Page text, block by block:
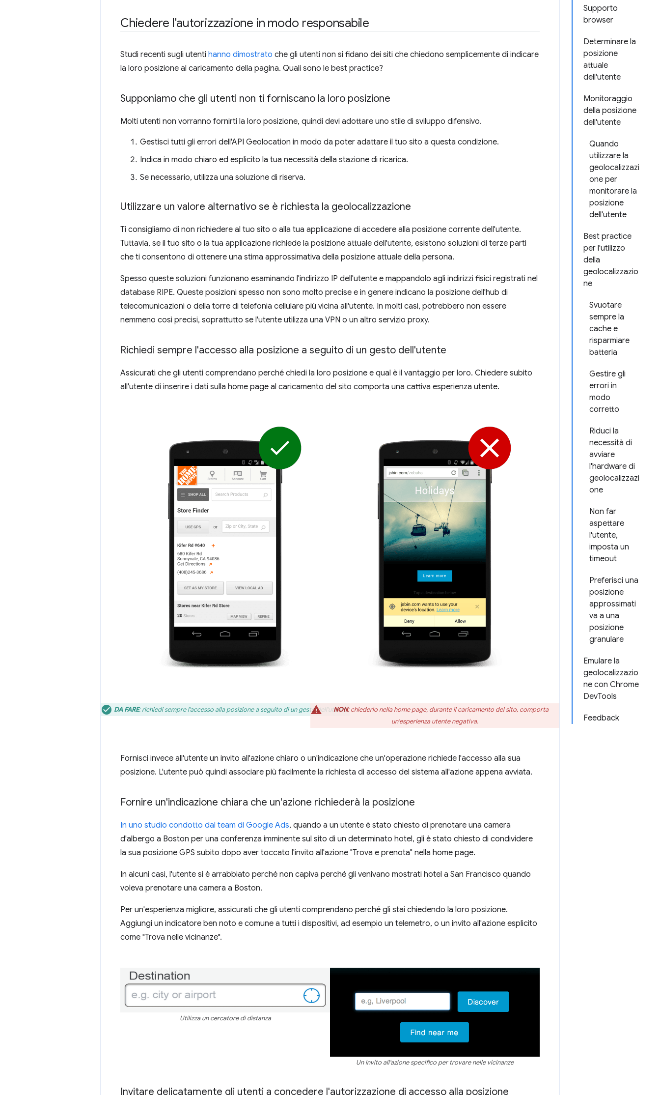
Supporto
browser
Determinare la
posizione
attuale
dell'utente
Monitoraggio
della posizione
dell'utente
Quando
utilizzare la
geolocalizzazi
one per
monitorare la
posizione
dell'utente
Best practice
per l'utilizzo
della
geolocalizzazio
ne
Svuotare
sempre la
cache e
risparmiare
batteria
Gestire gli
errori in
modo
corretto
Riduci la
necessità di
avviare
l'hardware di
geolocalizzazi
one
Non far
aspettare
l'utente,
imposta un
timeout
Preferisci una
posizione
approssimati
va a una
posizione
granulare
Emulare la
geolocalizzazio
ne con Chrome
DevTools
Feedback
Chiedere l'autorizzazione in modo responsabile
Studi recenti sugli utenti hanno dimostrato che gli utenti non si fidano dei siti che chiedono semplicemente di indicare
la loro posizione al caricamento della pagina. Quali sono le best practice?
Supponiamo che gli utenti non ti forniscano la loro posizione
Molti utenti non vorranno fornirti la loro posizione, quindi devi adottare uno stile di sviluppo difensivo.
Gestisci tutti gli errori dell'API Geolocation in modo da poter adattare il tuo sito a questa condizione.
Indica in modo chiaro ed esplicito la tua necessità della stazione di ricarica.
Se necessario, utilizza una soluzione di riserva.
Utilizzare un valore alternativo se è richiesta la geolocalizzazione
Ti consigliamo di non richiedere al tuo sito o alla tua applicazione di accedere alla posizione corrente dell'utente.
Tuttavia, se il tuo sito o la tua applicazione richiede la posizione attuale dell'utente, esistono soluzioni di terze parti
che ti consentono di ottenere una stima approssimativa della posizione attuale della persona.
Spesso queste soluzioni funzionano esaminando l'indirizzo IP dell'utente e mappandolo agli indirizzi fisici registrati nel
database RIPE. Queste posizioni spesso non sono molto precise e in genere indicano la posizione dell'hub di
telecomunicazioni o della torre di telefonia cellulare più vicina all'utente. In molti casi, potrebbero non essere
nemmeno così precisi, soprattutto se l'utente utilizza una VPN o un altro servizio proxy.
Richiedi sempre l'accesso alla posizione a seguito di un gesto dell'utente
Assicurati che gli utenti comprendano perché chiedi la loro posizione e qual è il vantaggio per loro. Chiedere subito
all'utente di inserire i dati sulla home page al caricamento del sito comporta una cattiva esperienza utente.
DA FARE: richiedi sempre l'accesso alla posizione a seguito di un gesto dell'utente.
NON: chiederlo nella home page, durante il caricamento del sito, comporta
un'esperienza utente negativa.
Fornisci invece all'utente un invito all'azione chiaro o un'indicazione che un'operazione richiede l'accesso alla sua
posizione. L'utente può quindi associare più facilmente la richiesta di accesso del sistema all'azione appena avviata.
Fornire un'indicazione chiara che un'azione richiederà la posizione
In uno studio condotto dal team di Google Ads, quando a un utente è stato chiesto di prenotare una camera
d'albergo a Boston per una conferenza imminente sul sito di un determinato hotel, gli è stato chiesto di condividere
la sua posizione GPS subito dopo aver toccato l'invito all'azione "Trova e prenota" nella home page.
In alcuni casi, l'utente si è arrabbiato perché non capiva perché gli venivano mostrati hotel a San Francisco quando
voleva prenotare una camera a Boston.
Per un'esperienza migliore, assicurati che gli utenti comprendano perché gli stai chiedendo la loro posizione.
Aggiungi un indicatore ben noto e comune a tutti i dispositivi, ad esempio un telemetro, o un invito all'azione esplicito
come "Trova nelle vicinanze".
Utilizza un cercatore di distanza
Un invito all'azione specifico per trovare nelle vicinanze
Invitare delicatamente gli utenti a concedere l'autorizzazione di accesso alla posizione